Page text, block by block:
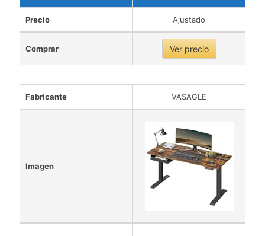
Precio Ajustado
Comprar Ver precio
Fabricante VASAGLE
Imagen